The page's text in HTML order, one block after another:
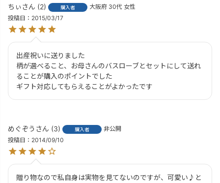
ちぃ 2 購入者 大阪府 30代 女性
投稿日
2015/03/17
出産祝いに送りました
柄が選べること、お母さんのバスローブとセットにして送れ
ることが購入のポイントでした
ギフト対応してもらえることがよかったです
めぐぞう 3 購入者
非公開
投稿日
2014/09/10
贈り物なので私自身は実物を見てないのですが、可愛い♪と